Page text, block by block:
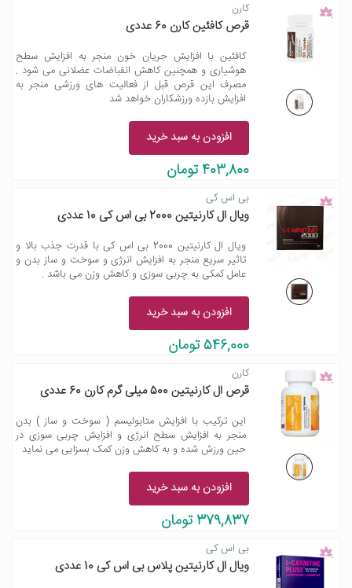
کارن
قرص کافئین کارن 60 عددی
کافئین با افزایش جریان خون منجر به افزایش سطح
هوشیاری و همچنین کاهش انقباضات عضلانی می شود .
مصرف این قرص قبل از فعالیت های ورزشی منجر به
افزایش بازده ورزشکاران خواهد شد
افزودن به سبد خرید
403,800 تومان
بی اس کی
ویال ال کارنیتین 2000 بی اس کی 10 عددی
ویال ال کارنیتین 2000 بی اس کی با قدرت جذب بالا و
تاثیر سریع منجر به افزایش انرژی و سوخت و ساز بدن و
عامل کمکی به چربی سوزی و کاهش وزن می باشد .
افزودن به سبد خرید
546,000 تومان
کارن
قرص ال کارنیتین 500 میلی گرم کارن 60 عددی
این ترکیب با افزایش متابولیسم ( سوخت و ساز ) بدن
منجر به افزایش سطح انرژی و افزایش چربی سوزی در
حین ورزش شده و به کاهش وزن کمک بسزایی می نماید
افزودن به سبد خرید
379,837 تومان
بی اس کی
ویال ال کارنیتین پلاس بی اس کی 10 عددی